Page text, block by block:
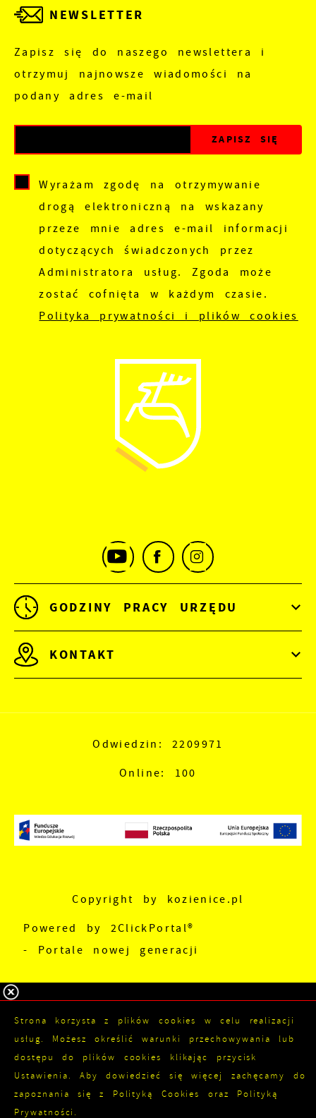
NEWSLETTER
Zapisz się do naszego newslettera i
otrzymuj najnowsze wiadomości na
podany adres e-mail
Wyrażam zgodę na otrzymywanie
drogą elektroniczną na wskazany
przeze mnie adres e-mail informacji
dotyczących świadczonych przez
Administratora usług. Zgoda może
zostać cofnięta w każdym czasie.
Polityka prywatności i plików cookies
GODZINY PRACY URZĘDU
KONTAKT
Odwiedzin: 2209971
Online: 100
Copyright by kozienice.pl
Powered by 2ClickPortal®
- Portale nowej generacji
Strona korzysta z plików cookies w celu realizacji
usług. Możesz określić warunki przechowywania lub
dostępu do plików cookies klikając przycisk
Ustawienia. Aby dowiedzieć się więcej zachęcamy do
zapoznania się z Polityką Cookies oraz Polityką
Prywatności.